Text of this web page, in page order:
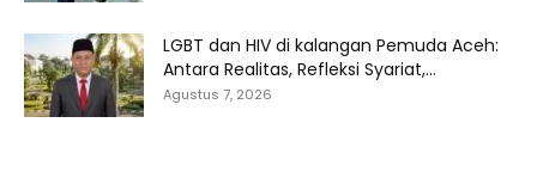
LGBT dan HIV di kalangan Pemuda Aceh:
Antara Realitas, Refleksi Syariat,...
Agustus 7, 2026